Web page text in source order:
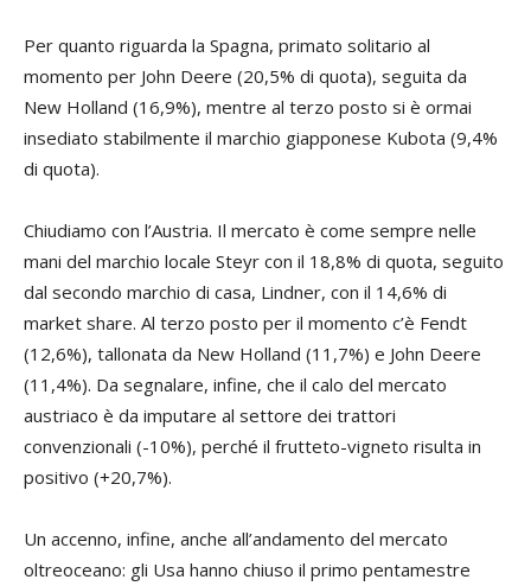
Per quanto riguarda la Spagna, primato solitario al
momento per John Deere (20,5% di quota), seguita da
New Holland (16,9%), mentre al terzo posto si è ormai
insediato stabilmente il marchio giapponese Kubota (9,4%
di quota).
Chiudiamo con l’Austria. Il mercato è come sempre nelle
mani del marchio locale Steyr con il 18,8% di quota, seguito
dal secondo marchio di casa, Lindner, con il 14,6% di
market share. Al terzo posto per il momento c’è Fendt
(12,6%), tallonata da New Holland (11,7%) e John Deere
(11,4%). Da segnalare, infine, che il calo del mercato
austriaco è da imputare al settore dei trattori
convenzionali (-10%), perché il frutteto-vigneto risulta in
positivo (+20,7%).
Un accenno, infine, anche all’andamento del mercato
oltreoceano: gli Usa hanno chiuso il primo pentamestre